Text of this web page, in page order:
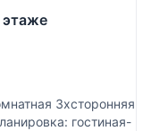
этаже
3хсторонняя
гостиная-